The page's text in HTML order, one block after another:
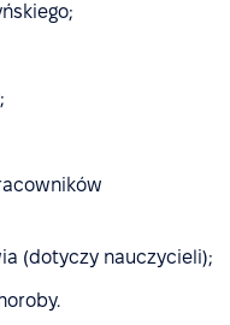
(dotyczy nauczycieli);